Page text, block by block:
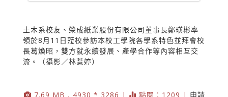
土木系校友、榮成紙業股份有限公司董事長鄭瑛彬率
領於8月11日蒞校參訪本校工學院各學系特色並拜會校
長葛煥昭，雙方就永續發展、產學合作等內容相互交
流。（攝影／林薏婷）
7.69 MB , 4930 * 3286 | 點閱：1209 | 申請